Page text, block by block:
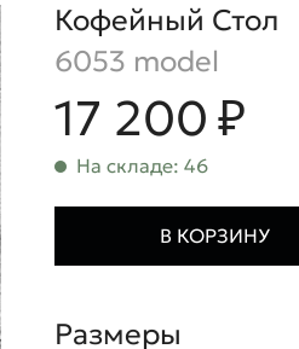
Кофейный Стол
6053 model
17 200 ₽
На складе: 46
В КОРЗИНУ
Размеры